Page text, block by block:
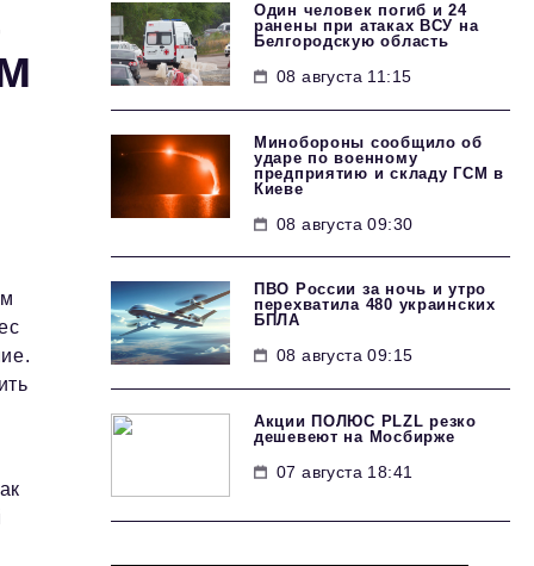
Один человек погиб и 24
ранены при атаках ВСУ на
Белгородскую область
08 августа 11:15
Минобороны сообщило об
ударе по военному
предприятию и складу ГСМ в
Киеве
08 августа 09:30
ПВО России за ночь и утро
перехватила 480 украинских
БПЛА
08 августа 09:15
Акции ПОЛЮС PLZL резко
дешевеют на Мосбирже
07 августа 18:41